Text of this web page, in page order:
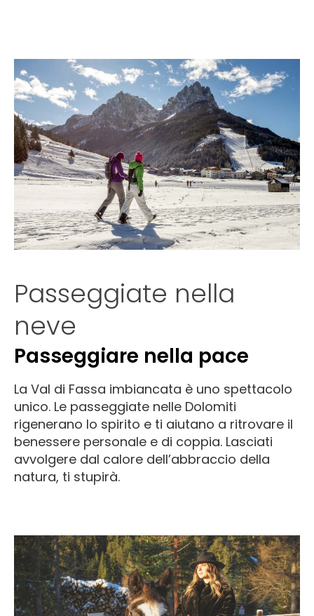
Passeggiate nella
neve
Passeggiare nella pace
La Val di Fassa imbiancata è uno spettacolo
unico. Le passeggiate nelle Dolomiti
rigenerano lo spirito e ti aiutano a ritrovare il
benessere personale e di coppia. Lasciati
avvolgere dal calore dell’abbraccio della
natura, ti stupirà.